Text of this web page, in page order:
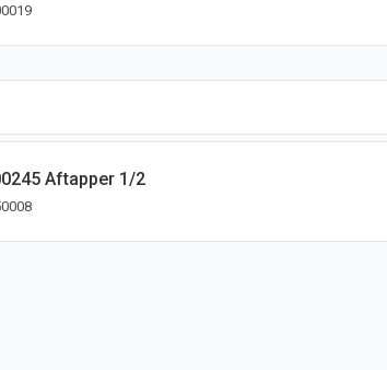
Aftapper 1/2